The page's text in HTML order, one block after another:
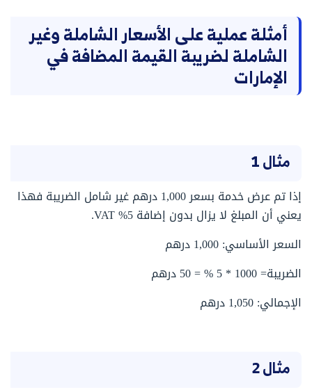
أمثلة عملية على الأسعار الشاملة وغير
الشاملة لضريبة القيمة المضافة في
الإمارات
مثال 1
إذا تم عرض خدمة بسعر 1,000 درهم غير شامل الضريبة فهذا
يعني أن المبلغ لا يزال بدون إضافة 5% VAT.
السعر الأساسي: 1,000 درهم
الضريبة= 1000 * 5 % = 50 درهم
الإجمالي: 1,050 درهم
مثال 2